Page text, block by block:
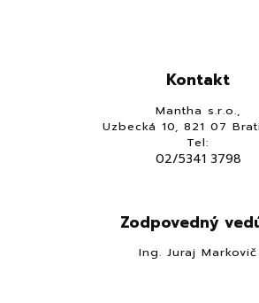
Kontakt
Mantha s.r.o.,
Uzbecká 10, 821 07
Tel:
02/5341 3798
Zodpovedný
Ing. Juraj Markovič